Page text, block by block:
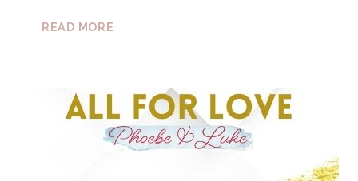
READ MORE
TOR
AUF
UMWEGEN«